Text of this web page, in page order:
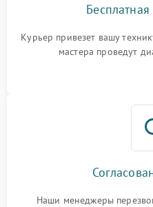
Курьер привезет вашу
мастера проведут
Наши менеджеры